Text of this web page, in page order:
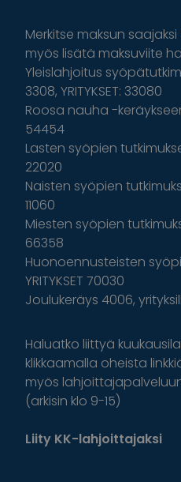
Merkitse maksun saajaksi
myös lisätä maksuviite
Yleislahjoitus
3308, YRITYKSET: 33080
Roosa nauha -
54454
Lasten syöpien
22020
Naisten syöpien
11060
Miesten syöpien
66358
Huonoennusteisten
YRITYKSET 70030
Joulukeräys 4006,
Haluatko liittyä
klikkaamalla oheista
myös
(arkisin klo 9-15)
Liity KK-lahjoittajaksi